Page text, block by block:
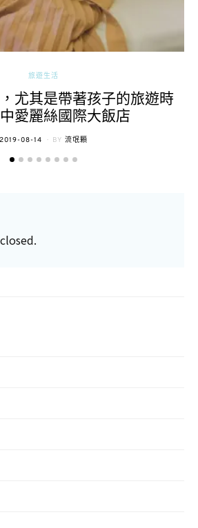
旅遊生活
尤其是帶著孩子的旅遊時
愛麗絲國際大飯店
POSTED
2019-08-14 BY 流氓顆